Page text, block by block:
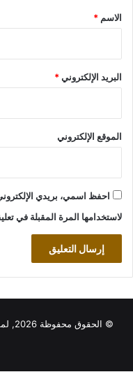
*
الاسم *
البريد الإلكتروني*
الموقع الإلكتروني
احفظ اسمي، بريدي
لاستخدامها المرة المقبلة في
© الحقوق محفوظة 2026, لموقع تاريخ المسلمين | تم الإنشاء بواسطة